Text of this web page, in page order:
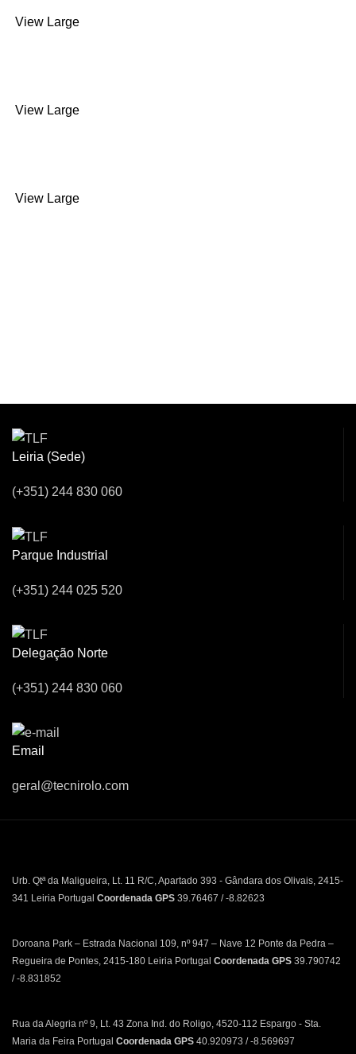
View Large
View Large
View Large
Leiria (Sede)
(+351) 244 830 060
Parque Industrial
(+351) 244 025 520
Delegação Norte
(+351) 244 830 060
Email
geral@tecnirolo.com
Urb. Qtª da Maligueira, Lt. 11 R/C, Apartado 393 - Gândara dos Olivais, 2415-
341 Leiria Portugal Coordenada GPS 39.76467 / -8.82623
Doroana Park – Estrada Nacional 109, nº 947 – Nave 12 Ponte da Pedra –
Regueira de Pontes, 2415-180 Leiria Portugal Coordenada GPS 39.790742
/ -8.831852
Rua da Alegria nº 9, Lt. 43 Zona Ind. do Roligo, 4520-112 Espargo - Sta.
Maria da Feira Portugal Coordenada GPS 40.920973 / -8.569697